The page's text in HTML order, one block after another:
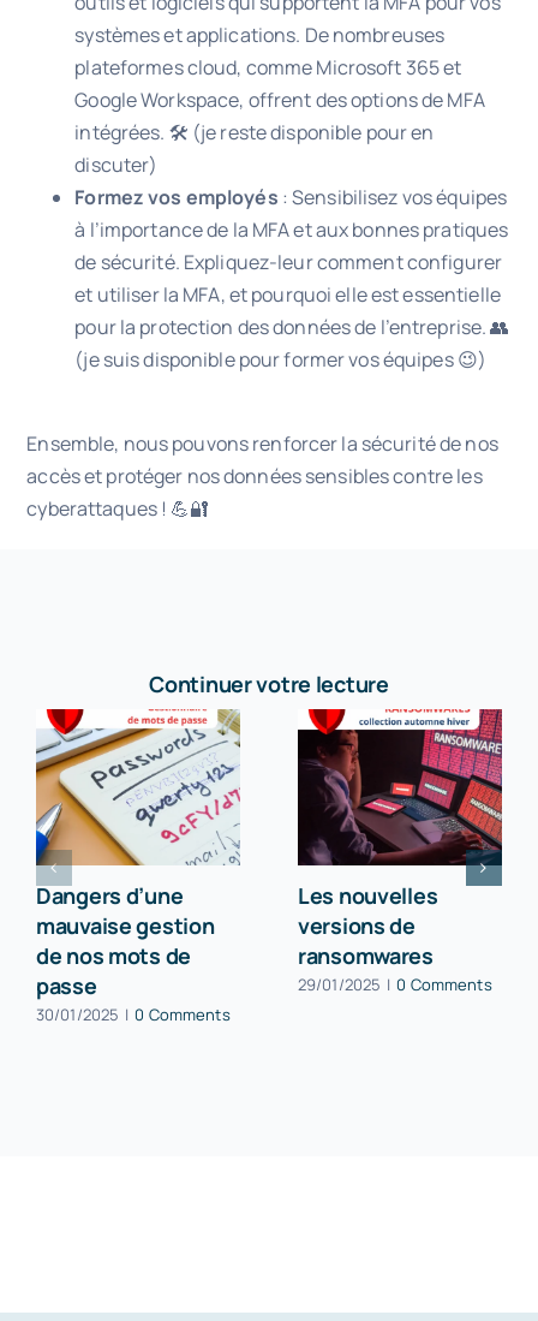
systèmes et applications. De nombreuses
plateformes cloud, comme Microsoft 365 et
Google Workspace, offrent des options de MFA
intégrées. 🛠️ (je reste disponible pour en
discuter)
Formez vos employés : Sensibilisez vos équipes
à l’importance de la MFA et aux bonnes pratiques
de sécurité. Expliquez-leur comment configurer
et utiliser la MFA, et pourquoi elle est essentielle
pour la protection des données de l’entreprise. 👥
(je suis disponible pour former vos équipes 😉)
Ensemble, nous pouvons renforcer la sécurité de nos
accès et protéger nos données sensibles contre les
cyberattaques ! 💪🔐
Continuer votre lecture
Dangers d’une
mauvaise gestion
de nos mots de
passe
30/01/2025 | 0 Comments
Les nouvelles
versions de
ransomwares
29/01/2025 | 0 Comments